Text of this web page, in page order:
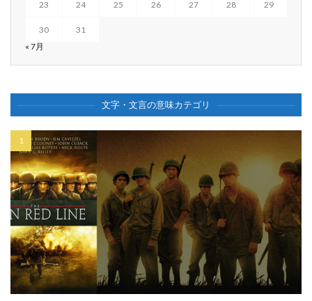
23 24 25 26 27 28 29
30
31
« 7月
文字・文言の意味カテゴリ